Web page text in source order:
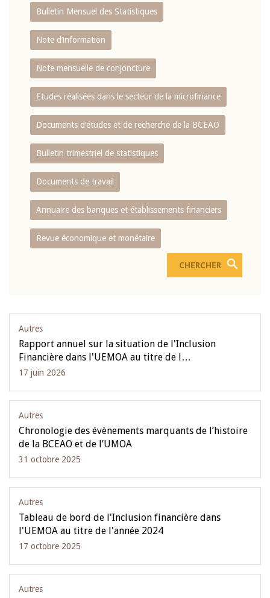
Bulletin Mensuel des Statistiques
Note d’information
Note mensuelle de conjoncture
Etudes réalisées dans le secteur de la microfinance
Documents d’études et de recherche de la BCEAO
Bulletin trimestriel de statistiques
Documents de travail
Annuaire des banques et établissements financiers
Revue économique et monétaire
Autres
Rapport annuel sur la situation de l'Inclusion
Financière dans l'UEMOA au titre de l…
17 juin 2026
Autres
Chronologie des évènements marquants de l’histoire
de la BCEAO et de l’UMOA
31 octobre 2025
Autres
Tableau de bord de l'Inclusion financière dans
l'UEMOA au titre de l'année 2024
17 octobre 2025
Autres